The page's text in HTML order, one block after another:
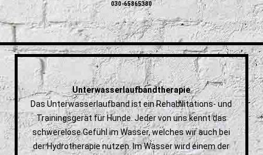
030-65865380
Unterwasserlaufbandtherapie
Das Unterwasserlaufband ist ein Rehabilitations- und
Trainingsgerät für Hunde. Jeder von uns kennt das
schwerelose Gefühl im Wasser, welches wir auch bei
der Hydrotherapie nutzen. Im Wasser wird einem der